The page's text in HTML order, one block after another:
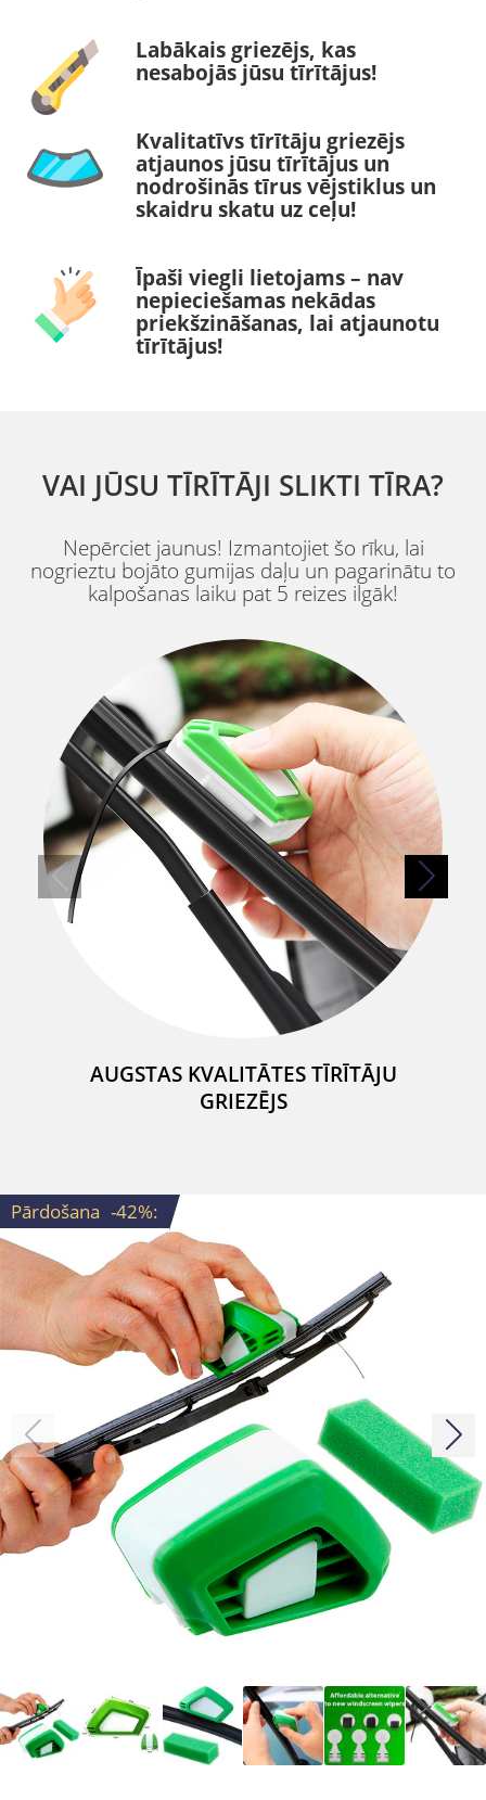
Labākais griezējs, kas
nesabojās jūsu tīrītājus!
Kvalitatīvs tīrītāju griezējs
atjaunos jūsu tīrītājus un
nodrošinās tīrus vējstiklus un
skaidru skatu uz ceļu!
Īpaši viegli lietojams – nav
nepieciešamas nekādas
priekšzināšanas, lai atjaunotu
tīrītājus!
VAI JŪSU TĪRĪTĀJI SLIKTI TĪRA?
Nepērciet jaunus! Izmantojiet šo rīku, lai
nogrieztu bojāto gumijas daļu un pagarinātu to
kalpošanas laiku pat 5 reizes ilgāk!
AUGSTAS KVALITĀTES TĪRĪTĀJU
GRIEZĒJS
Pārdošana -42%: